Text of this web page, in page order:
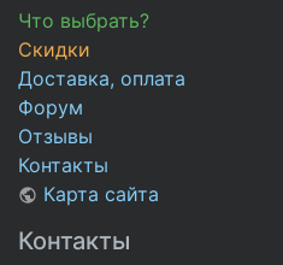
Что выбрать?
Скидки
Доставка, оплата
Форум
Отзывы
Контакты
Карта сайта
Контакты